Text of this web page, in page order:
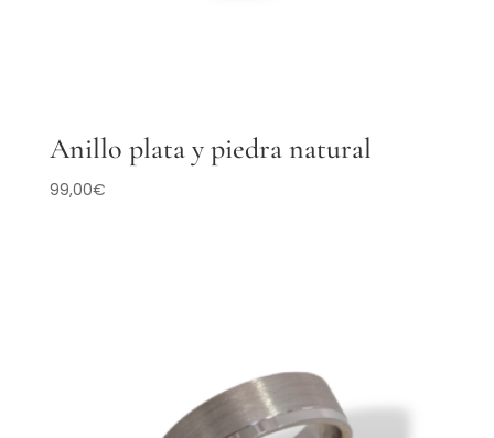
Anillo plata y piedra natural
99,00€